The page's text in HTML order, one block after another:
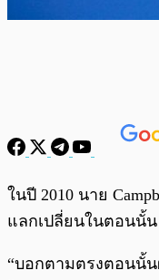
พร้อมเล่น
ในปี 2010 นาย
แลกเปลี่ยนในตอนนั้น
“บอกตามตรงตอนนั้น